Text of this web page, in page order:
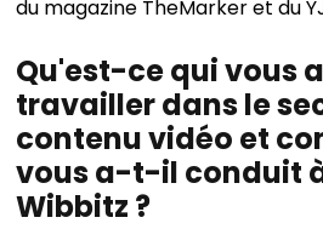
du magazine TheMarker et du
Qu'est-ce qui vous
travailler dans le
contenu vidéo et
vous a-t-il conduit
Wibbitz ?